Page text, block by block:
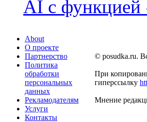
AI с функцией
About
О проекте
Партнерство
Политика
обработки
персональных
данных
Рекламодателям
Услуги
Контакты
© posudka.ru.
При
гиперссылку
Мнение